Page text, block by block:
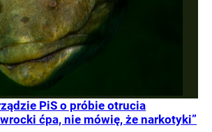
PiS o próbie otrucia
ćpa, nie mówię, że narkotyki”